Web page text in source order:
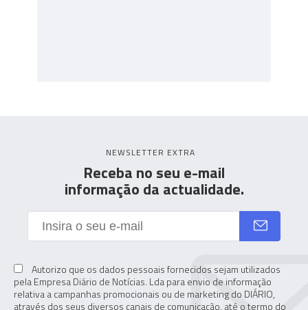
NEWSLETTER EXTRA
Receba no seu e-mail
informação da actualidade.
Autorizo que os dados pessoais fornecidos sejam utilizados
pela Empresa Diário de Notícias. Lda para envio de informação
relativa a campanhas promocionais ou de marketing do DIÁRIO,
através dos seus diversos canais de comunicação, até o termo do